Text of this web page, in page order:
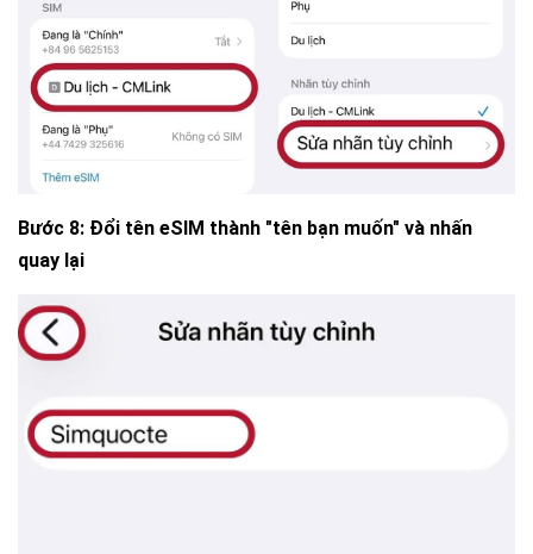
Bước 8: Đổi tên eSIM thành "tên bạn muốn" và nhấn
quay lại